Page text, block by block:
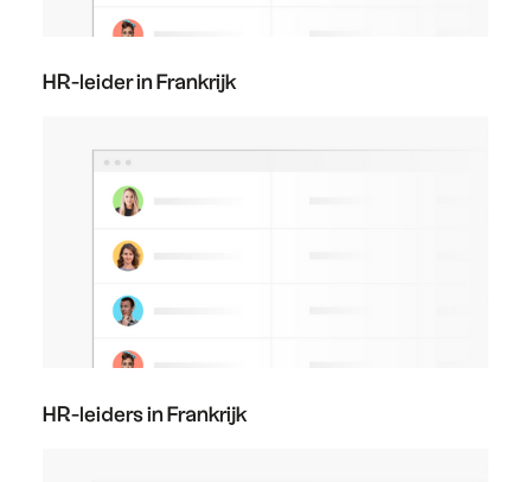
HR-leider in Frankrijk
HR-leiders in Frankrijk